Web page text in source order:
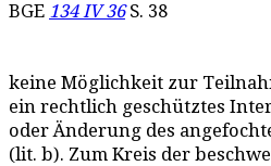
BGE 134 IV 36S. 38
keine Möglichkeit zur
ein rechtlich geschütztes
oder Änderung des
(lit. b). Zum Kreis der